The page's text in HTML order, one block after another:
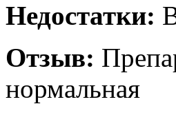
Недостатки:
Отзыв:
нормальная